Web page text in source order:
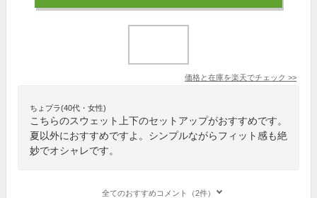
価格と在庫を楽天でチェック >>
ちょプラ(40代・女性)
こちらのスウェット上下のセットアップがおすすめです。
夏以外におすすめですよ。シンプルながらフィット感も絶
妙でオシャレです。
全てのおすすめコメント（2件）